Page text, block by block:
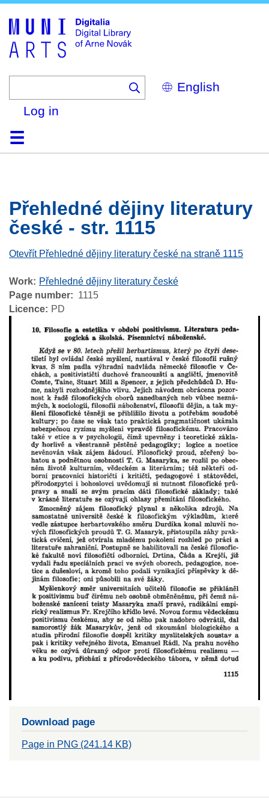
Select
your
Log in
HomeBrowse
Search
About
HelpContactDigitalia
Přehledné dějiny literatury
české - str. 1115
Otevřít Přehledné dějiny literatury české na straně 1115
Work
Přehledné dějiny literatury české
Page number
1115
Licence
PD
Download page
Page in PNG (241.14 KB)